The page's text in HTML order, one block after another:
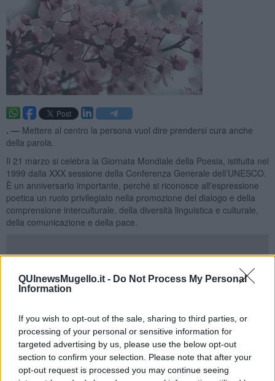
QUInewsMugello.it - Do Not Process My Personal
Information
If you wish to opt-out of the sale, sharing to third parties, or
processing of your personal or sensitive information for
targeted advertising by us, please use the below opt-out
section to confirm your selection. Please note that after your
opt-out request is processed you may continue seeing
. — Mettere al centro la persona vuol dire prendersi cura anche
della parola.
Il 21 marzo si celebra la Giornata Mondiale della Poesia, istituita nel
1999 dalla XXX sessione della Conferenza Generale dell’UNESCO.
È un anniversario importante, perché si riconosce all'espressione
poetica un ruolo privilegiato nella promozione del dialogo e della
comprensione interculturale, della diversità linguistica e culturale,
della comunicazione e della pace.
La Giornata Mondiale della Poesia è successiva all’equinozio di
primavera, metafora della luce e della rinascita. Quest’anno
considerazione degli eventi bellici in corso.
Le nostre vite, talvolta, sono illuminate da costellazioni che
tracciano la mappa del nostro cammino; si tratta di accadimenti
storici, eventi personali e incontri che ci portano ad esclamare:
«Sono senza parole!».